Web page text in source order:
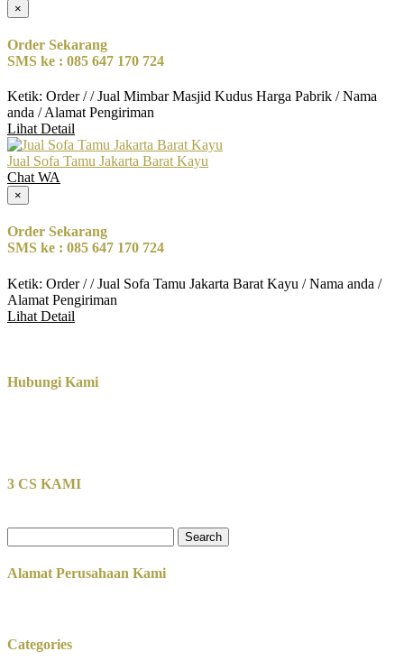
×
Order Sekarang
SMS ke : 085 647 170 724
Ketik: Order / / Jual Mimbar Masjid Kudus Harga Pabrik / Nama
anda / Alamat Pengiriman
Lihat Detail
Jual Sofa Tamu Jakarta Barat Kayu
Chat WA
×
Order Sekarang
SMS ke : 085 647 170 724
Ketik: Order / / Jual Sofa Tamu Jakarta Barat Kayu / Nama anda /
Alamat Pengiriman
Lihat Detail
Hubungi Kami
3 CS KAMI
for:
Alamat Perusahaan Kami
Categories